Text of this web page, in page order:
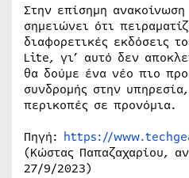
Στην επίσημη
σημειώνει ότι
διαφορετικές εκδόσεις
Lite, γι’ αυτό δεν
θα δούμε ένα νέο πιο
συνδρομής στην
περικοπές σε προνόμια.
Πηγή: https://
(Κώστας Παπαζαχαρίου,
27/9/2023)